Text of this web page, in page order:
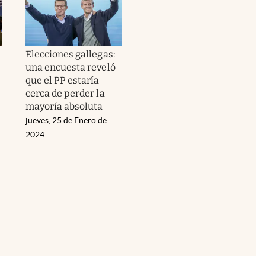
Elecciones gallegas:
una encuesta reveló
que el PP estaría
cerca de perder la
mayoría absoluta
jueves, 25 de Enero de
2024